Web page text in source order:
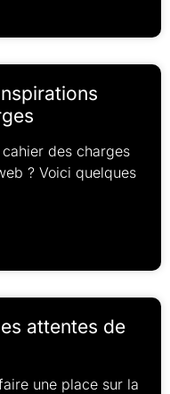
des charges
? Voici quelques
attentes de
une place sur la